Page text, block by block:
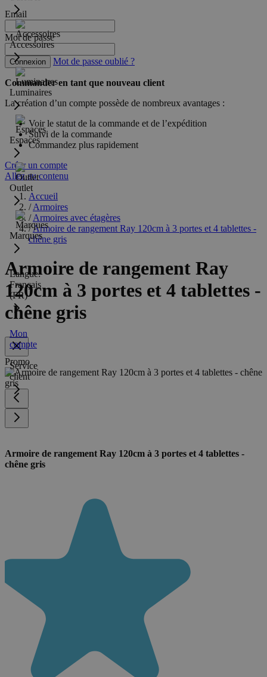
Accessoires
Luminaires
Espaces
Outlet
Marques
Langue:
Français
(FR)
Mon
compte
Service
client
Email
Mot de passe
Connexion Mot de passe oublié ?
Commander en tant que nouveau client
La création d’un compte possède de nombreux avantages :
Voir le statut de la commande et de l’expédition
Suivi de la commande
Commandez plus rapidement
Créer un compte
Allez au contenu
Accueil
/ Armoires
/ Armoires avec étagères
/Armoire de rangement Ray 120cm à 3 portes et 4 tablettes -
chêne gris
Armoire de rangement Ray
120cm à 3 portes et 4 tablettes -
chêne gris
Promo
Armoire de rangement Ray 120cm à 3 portes et 4 tablettes -
chêne gris